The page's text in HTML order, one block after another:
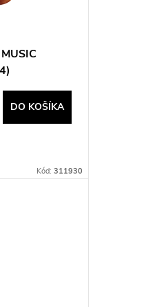
DO KOŠÍKA
Kód: 311930